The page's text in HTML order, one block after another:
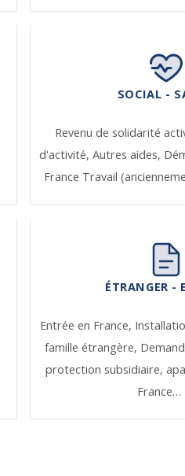
SOCIAL -
Revenu de solidarité
d'activité, Autres aides,
France Travail
ÉTRANGER -
Entrée en France,
famille étrangère,
protection subsidiaire,
France…